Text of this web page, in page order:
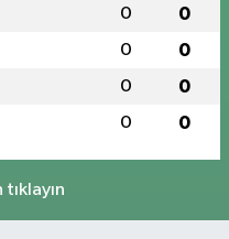
0 0
0 0
0 0
0 0